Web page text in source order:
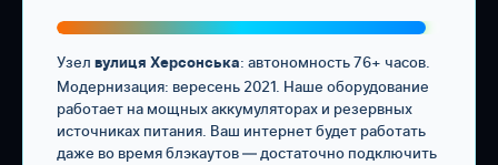
Узел вулиця Херсонська: автономность 76+ часов.
Модернизация: вересень 2021. Наше оборудование
работает на мощных аккумуляторах и резервных
источниках питания. Ваш интернет будет работать
даже во время блэкаутов — достаточно подключить